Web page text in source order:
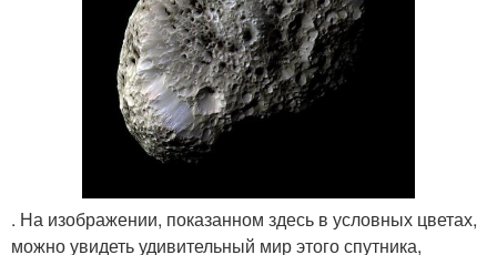
. На изображении, показанном здесь в условных цветах,
можно увидеть удивительный мир этого спутника,